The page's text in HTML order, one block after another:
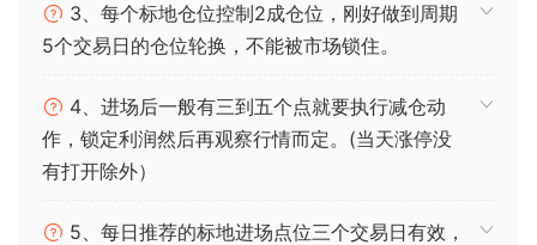
3、每个标地仓位控制2成仓位，刚好做到周期
5个交易日的仓位轮换，不能被市场锁住。
4、进场后一般有三到五个点就要执行减仓动
作，锁定利润然后再观察行情而定。(当天涨停没
有打开除外）
5、每日推荐的标地进场点位三个交易日有效，